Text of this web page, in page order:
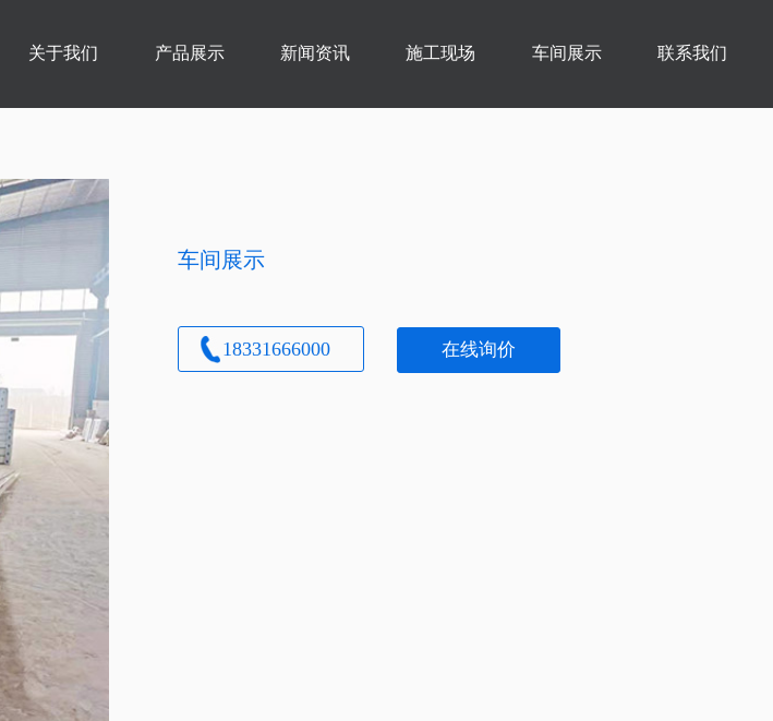
关于我们 产品展示 新闻资讯 施工现场 车间展示 联系我们
车间展示
18331666000 在线询价